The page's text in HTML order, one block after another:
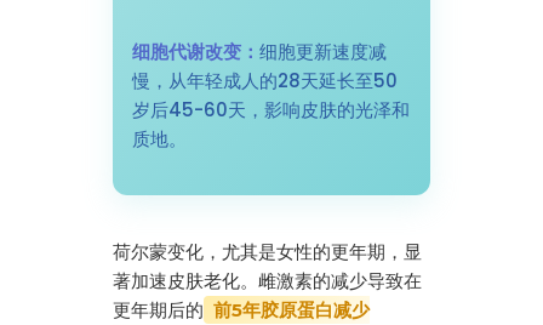
细胞代谢改变： 细胞更新速度减
慢，从年轻成人的28天延长至50
岁后45-60天，影响皮肤的光泽和
质地。
荷尔蒙变化，尤其是女性的更年期，显
著加速皮肤老化。雌激素的减少导致在
更年期后的 前5年胶原蛋白减少